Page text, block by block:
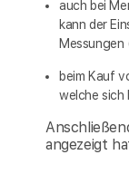
auch bei
kann der
Messungen
beim Kauf
welche sich
angezeigt